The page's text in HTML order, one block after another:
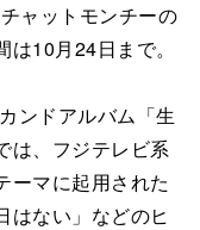
ャットモンチーの
10月24日まで。
ンドアルバム「生
は、フジテレビ系
ーマに起用された
はない」などのヒ